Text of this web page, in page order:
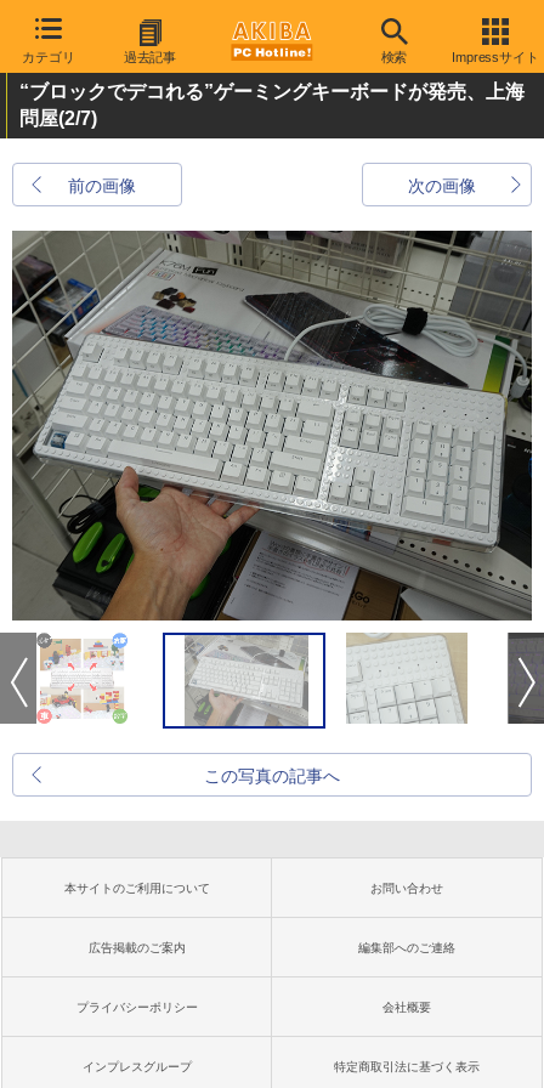
カテゴリ 過去記事 検索 Impressサイト
“ブロックでデコれる”ゲーミングキーボードが発売、上海
問屋(2/7)
前の画像 次の画像
この写真の記事へ
本サイトのご利用について お問い合わせ
広告掲載のご案内 編集部へのご連絡
プライバシーポリシー 会社概要
インプレスグループ 特定商取引法に基づく表示